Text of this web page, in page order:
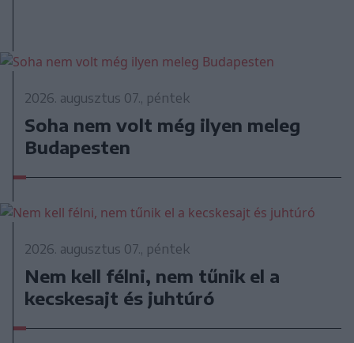
2026. augusztus 07., péntek
Soha nem volt még ilyen meleg
Budapesten
2026. augusztus 07., péntek
Nem kell félni, nem tűnik el a
kecskesajt és juhtúró